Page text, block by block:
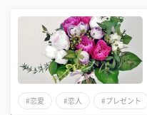
#恋愛 #恋人 #プレゼント